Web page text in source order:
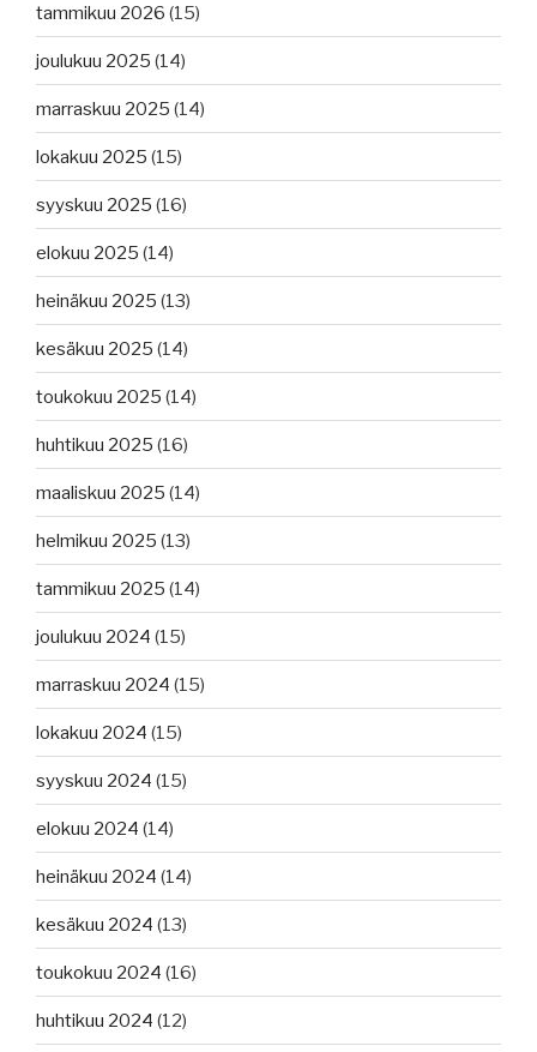
tammikuu 2026 (15)
joulukuu 2025 (14)
marraskuu 2025 (14)
lokakuu 2025 (15)
syyskuu 2025 (16)
elokuu 2025 (14)
heinäkuu 2025 (13)
kesäkuu 2025 (14)
toukokuu 2025 (14)
huhtikuu 2025 (16)
maaliskuu 2025 (14)
helmikuu 2025 (13)
tammikuu 2025 (14)
joulukuu 2024 (15)
marraskuu 2024 (15)
lokakuu 2024 (15)
syyskuu 2024 (15)
elokuu 2024 (14)
heinäkuu 2024 (14)
kesäkuu 2024 (13)
toukokuu 2024 (16)
huhtikuu 2024 (12)